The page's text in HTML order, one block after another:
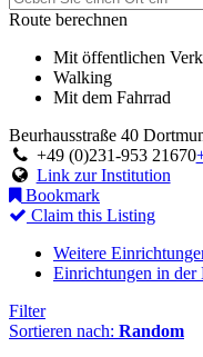
Route berechnen
Mit öffentlichen
Walking
Mit dem Fahrrad
Beurhausstraße 40
+49 (0)231-953 21670
Link zur Institution
Bookmark
Claim this Listing
Weitere
Einrichtungen in der
Filter
Sortieren nach: Random